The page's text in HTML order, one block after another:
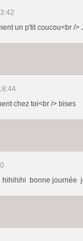
un p'tit coucou<br /
chez toi<br /> bises
hihihihi bonne journée